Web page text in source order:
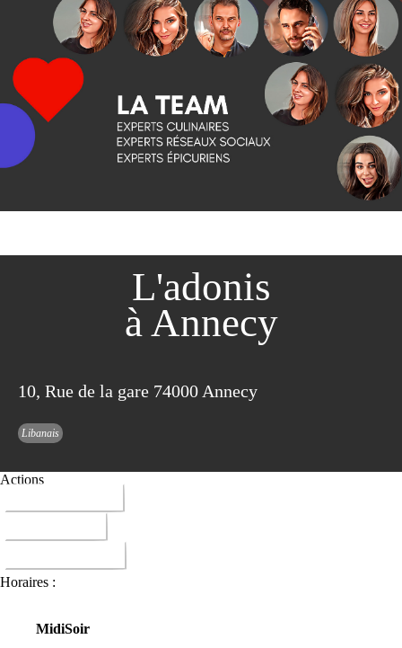
L'adonis
à Annecy
10, Rue de la gare 74000 Annecy
Libanais
Actions
Horaires :
MidiSoir